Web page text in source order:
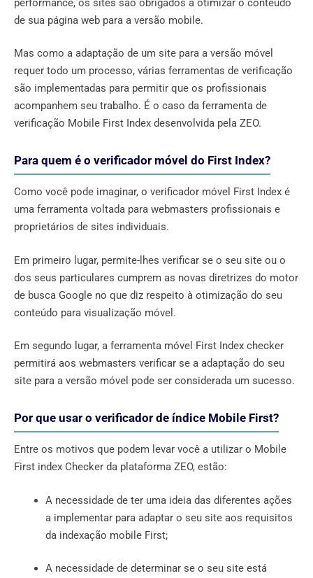
performance, os sites são obrigados a otimizar o conteúdo
de sua página web para a versão mobile.
Mas como a adaptação de um site para a versão móvel
requer todo um processo, várias ferramentas de verificação
são implementadas para permitir que os profissionais
acompanhem seu trabalho. É o caso da ferramenta de
verificação Mobile First Index desenvolvida pela ZEO.
Para quem é o verificador móvel do First Index?
Como você pode imaginar, o verificador móvel First Index é
uma ferramenta voltada para webmasters profissionais e
proprietários de sites individuais.
Em primeiro lugar, permite-lhes verificar se o seu site ou o
dos seus particulares cumprem as novas diretrizes do motor
de busca Google no que diz respeito à otimização do seu
conteúdo para visualização móvel.
Em segundo lugar, a ferramenta móvel First Index checker
permitirá aos webmasters verificar se a adaptação do seu
site para a versão móvel pode ser considerada um sucesso.
Por que usar o verificador de índice Mobile First?
Entre os motivos que podem levar você a utilizar o Mobile
First index Checker da plataforma ZEO, estão:
A necessidade de ter uma ideia das diferentes ações
a implementar para adaptar o seu site aos requisitos
da indexação mobile First;
A necessidade de determinar se o seu site está